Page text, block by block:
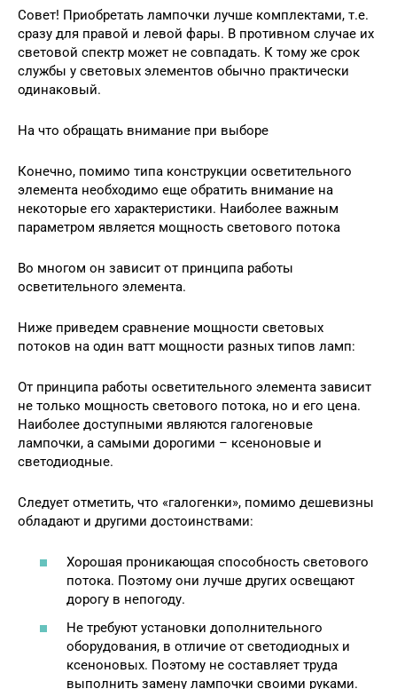
Совет! Приобретать лампочки лучше комплектами, т.е.
сразу для правой и левой фары. В противном случае их
световой спектр может не совпадать. К тому же срок
службы у световых элементов обычно практически
одинаковый.
На что обращать внимание при выборе
Конечно, помимо типа конструкции осветительного
элемента необходимо еще обратить внимание на
некоторые его характеристики. Наиболее важным
параметром является мощность светового потока
Во многом он зависит от принципа работы
осветительного элемента.
Ниже приведем сравнение мощности световых
потоков на один ватт мощности разных типов ламп:
От принципа работы осветительного элемента зависит
не только мощность светового потока, но и его цена.
Наиболее доступными являются галогеновые
лампочки, а самыми дорогими – ксеноновые и
светодиодные.
Следует отметить, что «галогенки», помимо дешевизны
обладают и другими достоинствами:
Хорошая проникающая способность светового
потока. Поэтому они лучше других освещают
дорогу в непогоду.
Не требуют установки дополнительного
оборудования, в отличие от светодиодных и
ксеноновых. Поэтому не составляет труда
выполнить замену лампочки своими руками.